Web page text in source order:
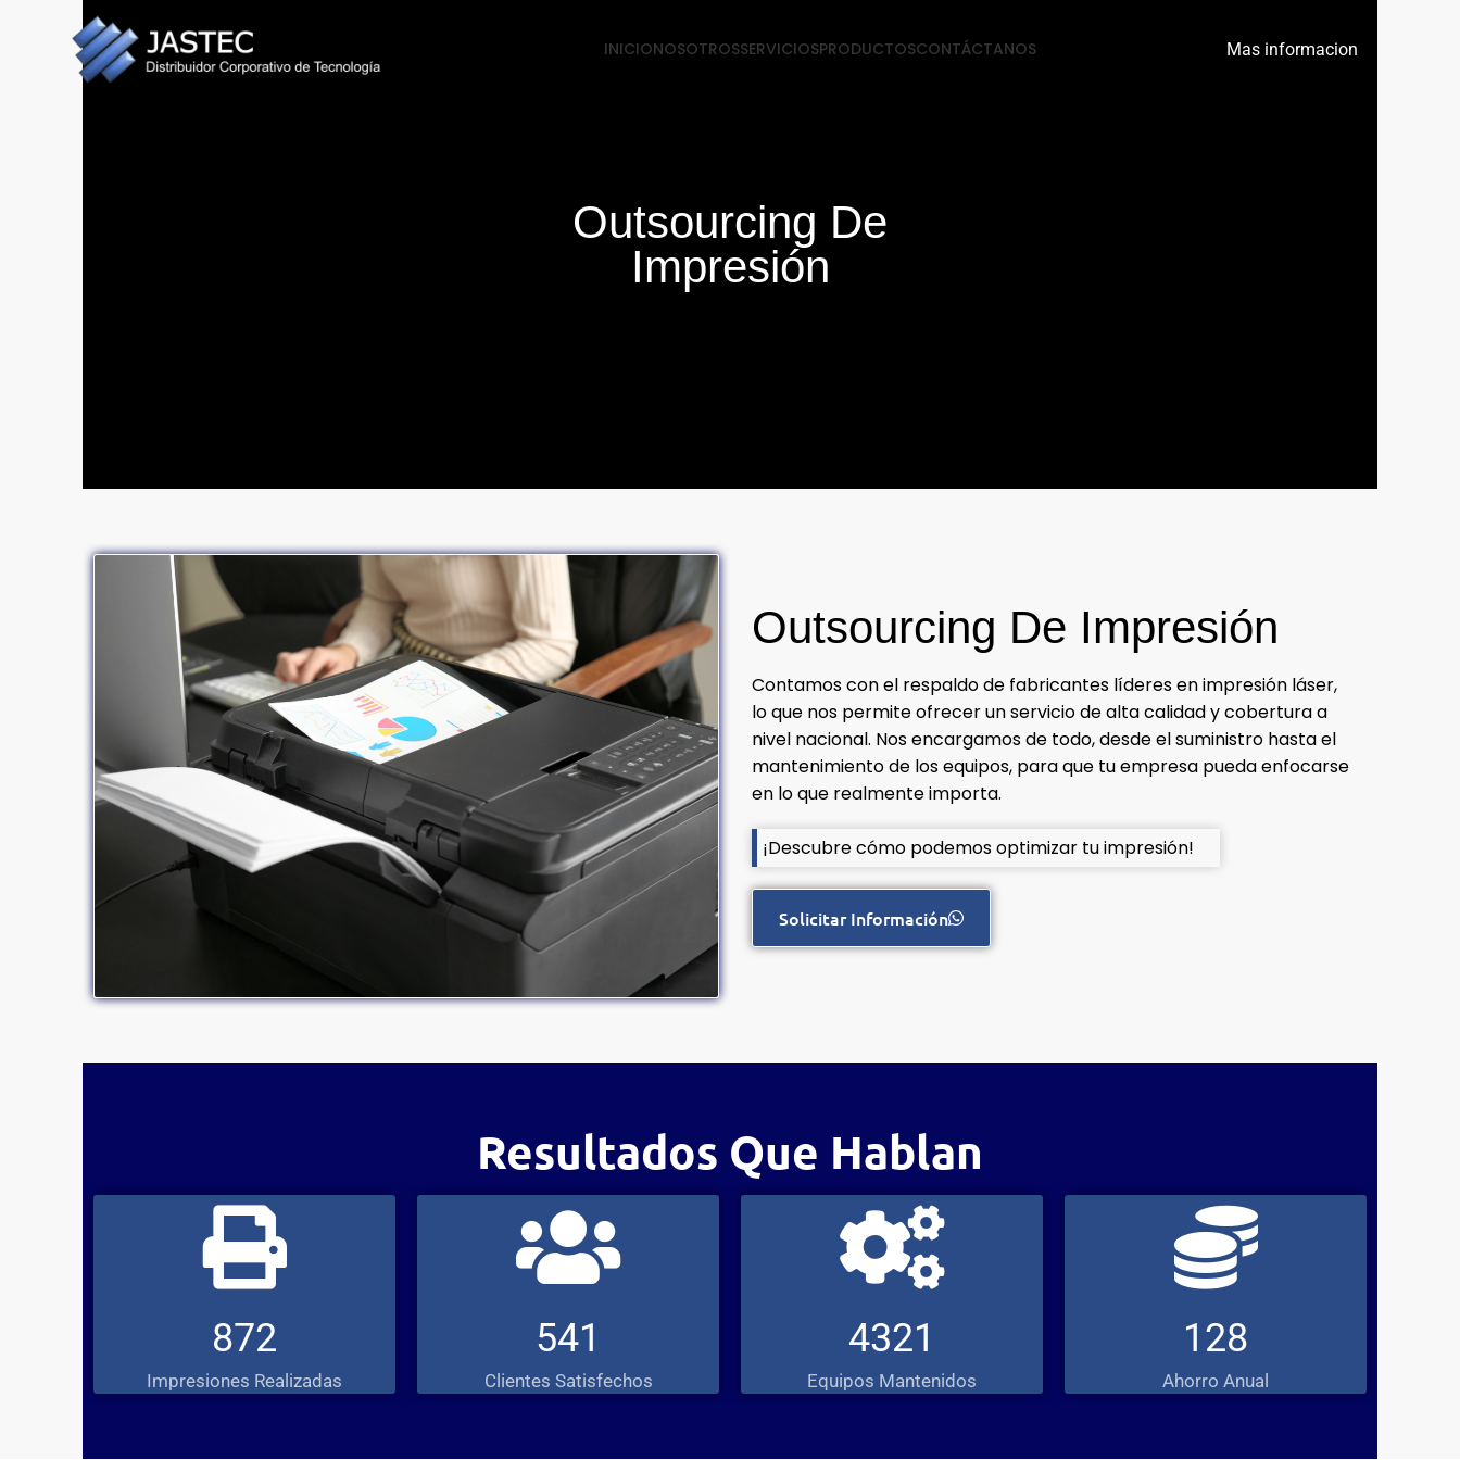
INICIONOSOTROSSERVICIOSPRODUCTOSCONTÁCTANOS Mas informacion
Outsourcing De
Impresión
Outsourcing De Impresión
Contamos con el respaldo de fabricantes líderes en impresión láser,
lo que nos permite ofrecer un servicio de alta calidad y cobertura a
nivel nacional. Nos encargamos de todo, desde el suministro hasta el
mantenimiento de los equipos, para que tu empresa pueda enfocarse
en lo que realmente importa.
¡Descubre cómo podemos optimizar tu impresión!
Solicitar Información
Resultados Que Hablan
872
Impresiones Realizadas
541
Clientes Satisfechos
4321
Equipos Mantenidos
128
Ahorro Anual